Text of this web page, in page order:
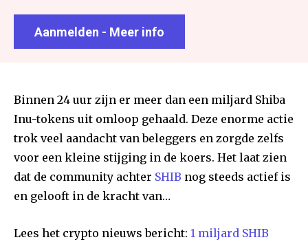
Aanmelden - Meer info
Binnen 24 uur zijn er meer dan een miljard Shiba
Inu-tokens uit omloop gehaald. Deze enorme actie
trok veel aandacht van beleggers en zorgde zelfs
voor een kleine stijging in de koers. Het laat zien
dat de community achter SHIB nog steeds actief is
en gelooft in de kracht van…
Lees het crypto nieuws bericht: 1 miljard SHIB